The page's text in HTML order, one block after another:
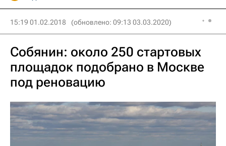
15:19 01.02.2018 (обновлено: 09:13 03.03.2020)
Собянин: около 250 стартовых
площадок подобрано в Москве
под реновацию